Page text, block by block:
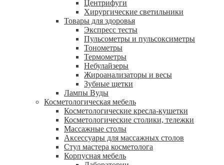
Центрифуги
Xирургические светильники
Товары для здоровья
Экспресс тесты
Пульсометры и пульсоксиметры
Тонометры
Термометры
Небулайзеры
Жироанализаторы и весы
Зубные щетки
Лампы Вуды
Косметологическая мебель
Косметологические кресла-кушетки
Косметологические столики, тележки
Массажные столы
Аксессуары для массажных столов
Стул мастера косметолога
Корпусная мебель